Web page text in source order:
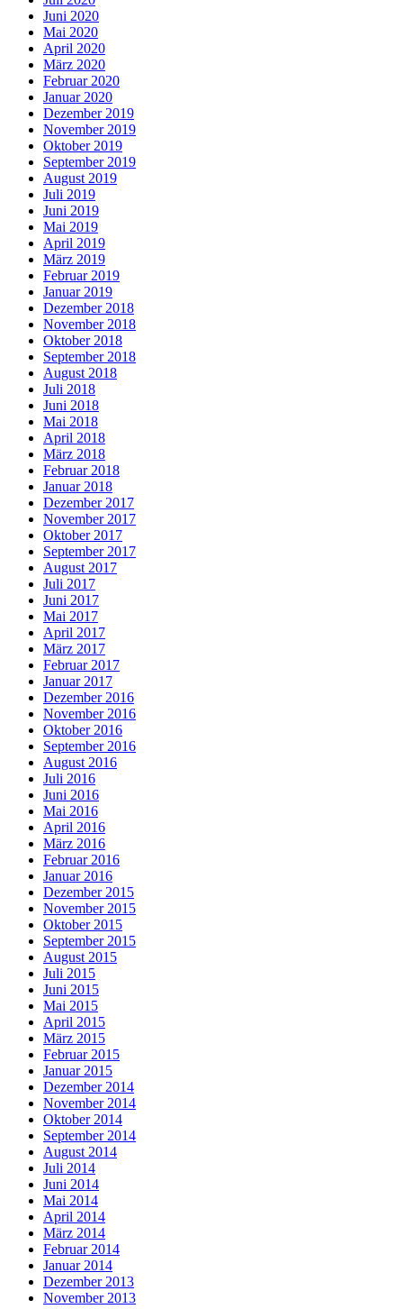
Juni 2020
Mai 2020
April 2020
März 2020
Februar 2020
Januar 2020
Dezember 2019
November 2019
Oktober 2019
September 2019
August 2019
Juli 2019
Juni 2019
Mai 2019
April 2019
März 2019
Februar 2019
Januar 2019
Dezember 2018
November 2018
Oktober 2018
September 2018
August 2018
Juli 2018
Juni 2018
Mai 2018
April 2018
März 2018
Februar 2018
Januar 2018
Dezember 2017
November 2017
Oktober 2017
September 2017
August 2017
Juli 2017
Juni 2017
Mai 2017
April 2017
März 2017
Februar 2017
Januar 2017
Dezember 2016
November 2016
Oktober 2016
September 2016
August 2016
Juli 2016
Juni 2016
Mai 2016
April 2016
März 2016
Februar 2016
Januar 2016
Dezember 2015
November 2015
Oktober 2015
September 2015
August 2015
Juli 2015
Juni 2015
Mai 2015
April 2015
März 2015
Februar 2015
Januar 2015
Dezember 2014
November 2014
Oktober 2014
September 2014
August 2014
Juli 2014
Juni 2014
Mai 2014
April 2014
März 2014
Februar 2014
Januar 2014
Dezember 2013
November 2013